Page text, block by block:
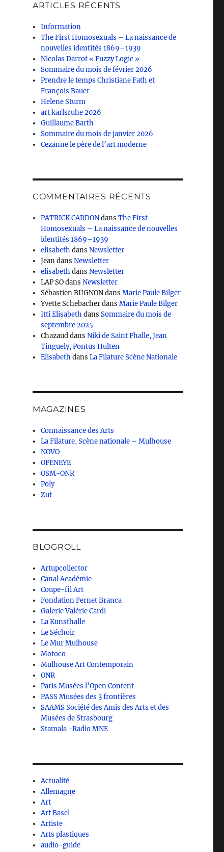
ARTICLES RÉCENTS
Information
The First Homosexuals – La naissance de
nouvelles identités 1869–1939
Nicolas Darrot « Fuzzy Logic »
Sommaire du mois de février 2026
Prendre le temps Christiane Fath et
François Bauer
Helene Sturm
art karlsruhe 2026
Guillaume Barth
Sommaire du mois de janvier 2026
Cezanne le père de l’art moderne
COMMENTAIRES RÉCENTS
PATRICK CARDONdansThe First
Homosexuals – La naissance de nouvelles
identités 1869–1939
elisabethdansNewsletter
JeandansNewsletter
elisabethdansNewsletter
LAP SOdansNewsletter
Sébastien BUGNONdansMarie Paule Bilger
Yvette SchebacherdansMarie Paule Bilger
Itti ElisabethdansSommaire du mois de
septembre 2025
ChazauddansNiki de Saint Phalle, Jean
Tinguely, Pontus Hulten
ElisabethdansLa Filature Scène Nationale
MAGAZINES
Connaissance des Arts
La Filature, Scène nationale – Mulhouse
NOVO
OPENEYE
OSM-ONR
Poly
Zut
BLOGROLL
Artupcollector
Canal Académie
Coupe-fil Art
Fondation Fernet Branca
Galerie Valérie Cardi
La Kunsthalle
Le Séchoir
Le Mur Mulhouse
Motoco
Mulhouse Art Contemporain
ONR
Paris Musées l’Open Content
PASS Musées des 3 frontières
SAAMS Société des Amis des Arts et des
Musées de Strasbourg
Stamala -Radio MNE
Actualité
Allemagne
Art
Art Basel
Artiste
Arts plastiques
audio-guide